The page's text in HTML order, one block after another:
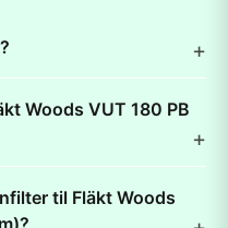
Woods VUT 180 PB
til Fläkt Woods